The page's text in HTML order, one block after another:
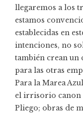
llegaremos a los
estamos
establecidas en
intenciones, no
también crean un
para las otras
Para la Marea
el irrisorio canon
Pliego; obras de